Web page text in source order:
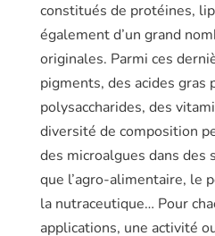
constitués de protéines,
éga­lement d’un grand
originales. Parmi ces
pigments, des acides gras
polysaccharides, des
diversité de com­position
des microalgues dans des
que l’agro-alimentaire, le
la nutraceutique… Pour
applications, une activité